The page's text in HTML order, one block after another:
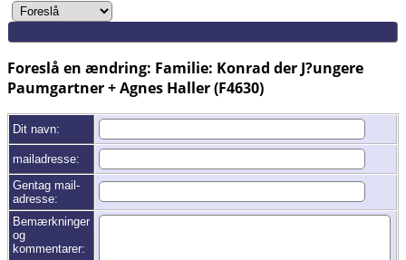
Foreslå en ændring: Familie: Konrad der J?ungere
Paumgartner + Agnes Haller (F4630)
Dit navn:
mailadresse:
Gentag mail-
adresse:
Bemærkninger
og
kommentarer: